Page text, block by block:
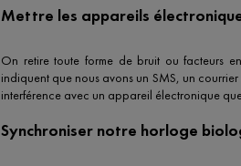
Mettre les appareils
On retire toute forme de bruit ou facteurs
indiquent que nous avons un SMS, un
interférence avec un appareil électronique
Synchroniser notre horloge